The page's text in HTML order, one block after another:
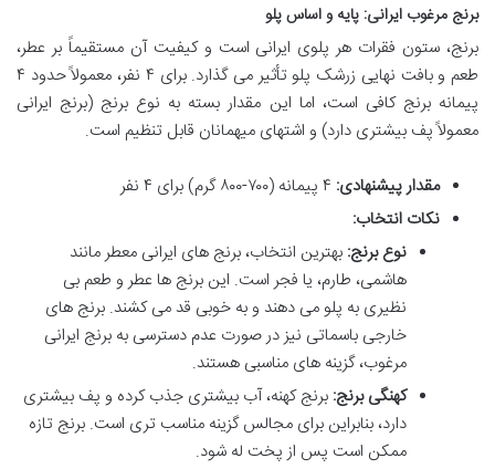
برنج مرغوب ایرانی: پایه و اساس پلو
برنج، ستون فقرات هر پلوی ایرانی است و کیفیت آن مستقیماً بر عطر،
طعم و بافت نهایی زرشک پلو تأثیر می گذارد. برای ۴ نفر، معمولاً حدود ۴
پیمانه برنج کافی است، اما این مقدار بسته به نوع برنج (برنج ایرانی
معمولاً پف بیشتری دارد) و اشتهای میهمانان قابل تنظیم است.
مقدار پیشنهادی:
نکات انتخاب:
نوع برنج: بهترین انتخاب، برنج های ایرانی معطر مانند
هاشمی، طارم، یا فجر است. این برنج ها عطر و طعم بی
نظیری به پلو می دهند و به خوبی قد می کشند. برنج های
خارجی باسماتی نیز در صورت عدم دسترسی به برنج ایرانی
مرغوب، گزینه های مناسبی هستند.
کهنگی برنج: برنج کهنه، آب بیشتری جذب کرده و پف بیشتری
دارد، بنابراین برای مجالس گزینه مناسب تری است. برنج تازه
ممکن است پس از پخت له شود.